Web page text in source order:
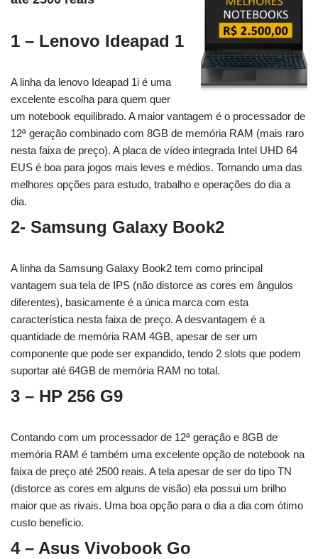
1 – Lenovo Ideapad 1
A linha da lenovo Ideapad 1i é uma
excelente escolha para quem quer
um notebook equilibrado. A maior vantagem é o processador de
12ª geração combinado com 8GB de memória RAM (mais raro
nesta faixa de preço). A placa de vídeo integrada Intel UHD 64
EUS é boa para jogos mais leves e médios. Tornando uma das
melhores opções para estudo, trabalho e operações do dia a
dia.
2- Samsung Galaxy Book2
A linha da Samsung Galaxy Book2 tem como principal
vantagem sua tela de IPS (não distorce as cores em ângulos
diferentes), basicamente é a única marca com esta
característica nesta faixa de preço. A desvantagem é a
quantidade de memória RAM 4GB, apesar de ser um
componente que pode ser expandido, tendo 2 slots que podem
suportar até 64GB de memória RAM no total.
3 – HP 256 G9
Contando com um processador de 12ª geração e 8GB de
memória RAM é também uma excelente opção de notebook na
faixa de preço até 2500 reais. A tela apesar de ser do tipo TN
(distorce as cores em alguns de visão) ela possui um brilho
maior que as rivais. Uma boa opção para o dia a dia com ótimo
custo benefício.
4 – Asus Vivobook Go